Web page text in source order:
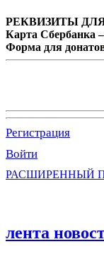
РЕКВИЗИТЫ
Карта Сбербанка –
Форма для
Регистрация
Войти
РАСШИРЕННЫЙ
лента